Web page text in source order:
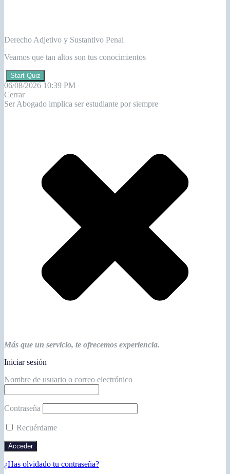
Derecho Adjetivo y Sustantivo Penal
Veamos que tan altos son tus conocimientos
Start Quiz
06/08/2026 10:39 PM
Cerrar
Ser Abogado implica ser estudiante por siempre
Más que un servicio, te ofrecemos experiencia.
Iniciar sesión
Nombre de usuario o correo electrónico
Contraseña
Recuérdame
¿Has olvidado tu contraseña?